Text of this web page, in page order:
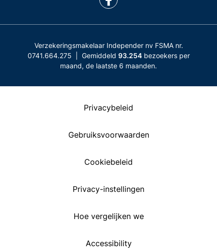
Verzekeringsmakelaar Independer nv FSMA nr.
0741.664.275 | Gemiddeld 93.254bezoekers per
maand, de laatste 6 maanden.
Privacybeleid
Gebruiksvoorwaarden
Cookiebeleid
Privacy-instellingen
Hoe vergelijken we
Accessibility